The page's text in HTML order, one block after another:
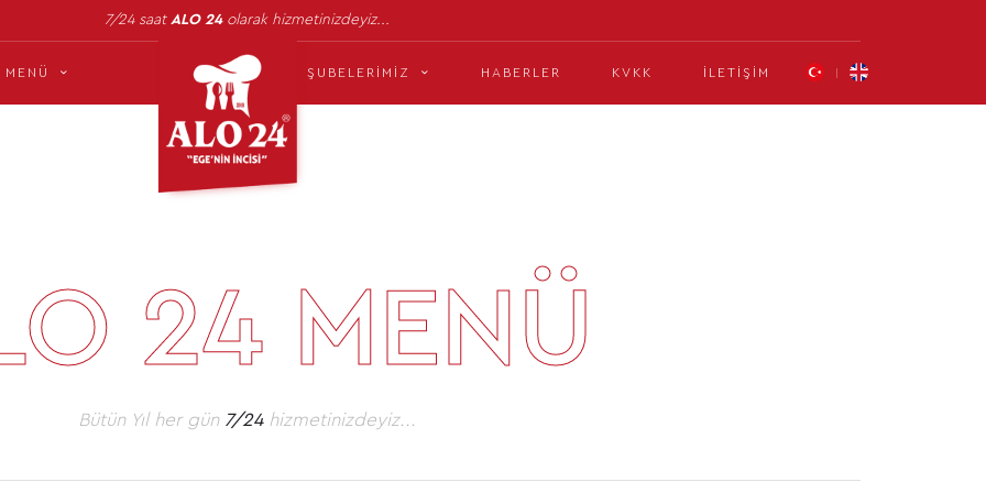
7/24 saat ALO 24olarak hizmetinizdeyiz...
MENÜ ŞUBELERIMIZ HABERLER KVKK İLETIŞIM
24 MENÜ
Bütün Yıl her gün 7/24hizmetinizdeyiz...